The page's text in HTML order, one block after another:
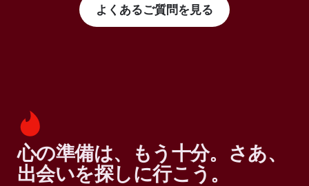
よくあるご質問を見る
心の準備は、もう十分。さあ、
出会いを探しに行こう。